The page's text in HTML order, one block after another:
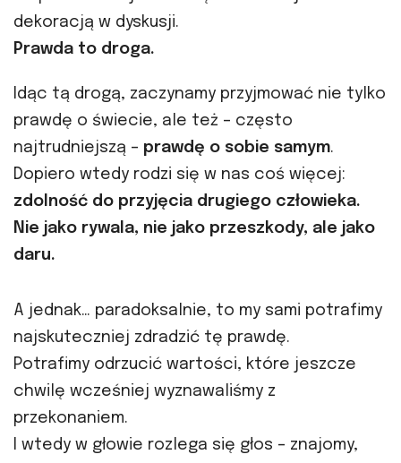
dekoracją w dyskusji.
Prawda to droga.
Idąc tą drogą, zaczynamy przyjmować nie tylko
prawdę o świecie, ale też – często
najtrudniejszą – prawdę o sobie samym.
Dopiero wtedy rodzi się w nas coś więcej:
zdolność do przyjęcia drugiego człowieka.
Nie jako rywala, nie jako przeszkody, ale jako
daru.
A jednak… paradoksalnie, to my sami potrafimy
najskuteczniej zdradzić tę prawdę.
Potrafimy odrzucić wartości, które jeszcze
chwilę wcześniej wyznawaliśmy z
przekonaniem.
I wtedy w głowie rozlega się głos – znajomy,